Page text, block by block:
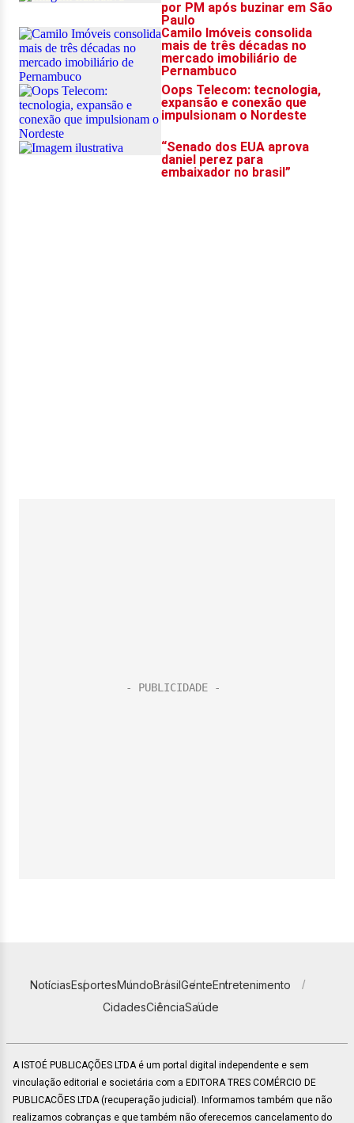
NotíciasEsportesMundoBrasilGenteEntretenimento
CidadesCiênciaSaúde
A ISTOÉ PUBLICAÇÕES LTDA é um portal digital independente e sem
vinculação editorial e societária com a EDITORA TRES COMÉRCIO DE
PUBLICACÕES LTDA (recuperação judicial). Informamos também que não
realizamos cobranças e que também não oferecemos cancelamento do